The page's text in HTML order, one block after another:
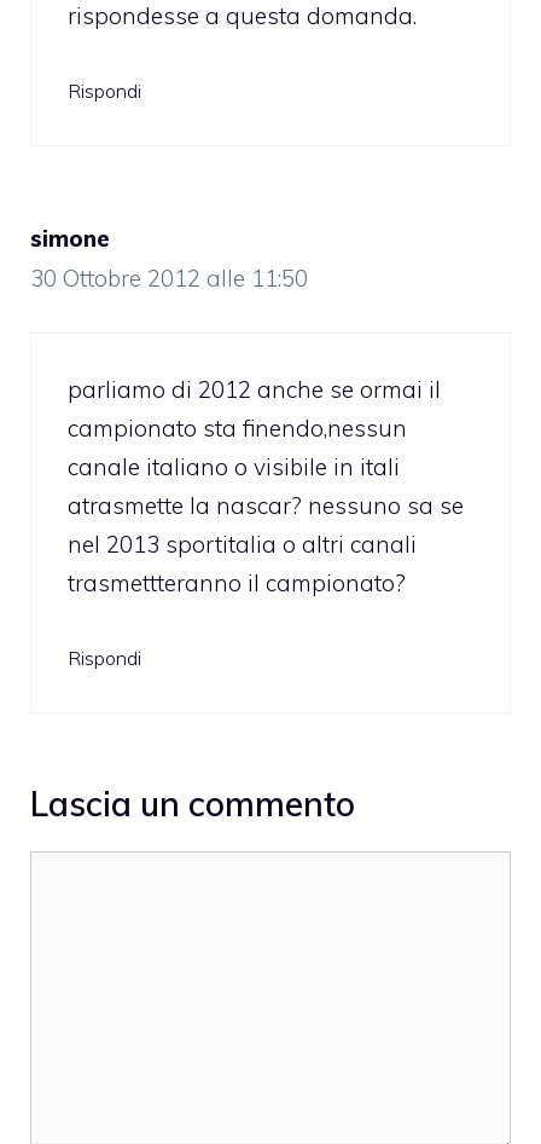
rispondesse a questa domanda.
Rispondi
simone
30 Ottobre 2012 alle 11:50
parliamo di 2012 anche se ormai il
campionato sta finendo,nessun
canale italiano o visibile in itali
atrasmette la nascar? nessuno sa se
nel 2013 sportitalia o altri canali
trasmettteranno il campionato?
Rispondi
Lascia un commento